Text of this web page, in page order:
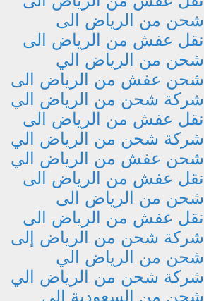
شحن من الرياض الى
نقل عفش من الرياض الى
شحن من الرياض الي
شحن عفش من الرياض الى
شركة شحن من الرياض الي
نقل عفش من الرياض الى
شركة شحن من الرياض الي
شحن عفش من الرياض الي
نقل عفش من الرياض الى
شحن من الرياض الى
نقل عفش من الرياض الى
شركة شحن من الرياض إلى
شحن من الرياض الي
شركة شحن من الرياض الي
شحن من السعودية الي